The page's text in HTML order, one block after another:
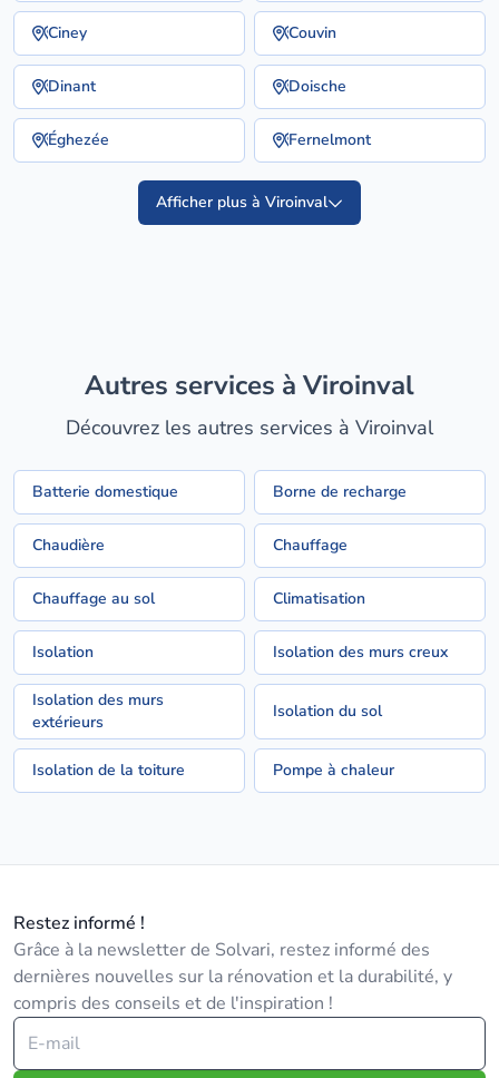
Ciney Couvin
Dinant Doische
Éghezée Fernelmont
Afficher plus à Viroinval
Autres services à Viroinval
Découvrez les autres services à Viroinval
Batterie domestique Borne de recharge
Chaudière Chauffage
Chauffage au sol Climatisation
Isolation Isolation des murs creux
Isolation des murs
extérieurs
Isolation du sol
Isolation de la toiture Pompe à chaleur
Restez informé !
Grâce à la newsletter de Solvari, restez informé des
dernières nouvelles sur la rénovation et la durabilité, y
compris des conseils et de l'inspiration !